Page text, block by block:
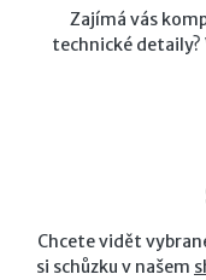
Zajímá vás
technické detaily?
Chcete vidět
si schůzku v našem